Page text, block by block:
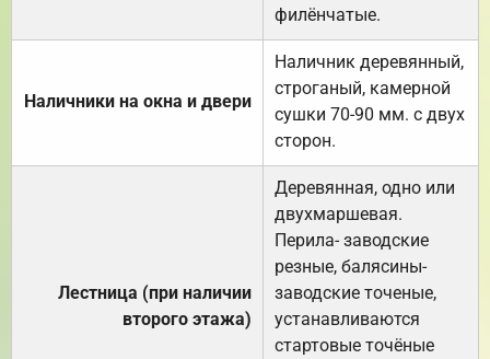
филёнчатые.
Наличники на окна и двери
Наличник деревянный,
строганый, камерной
сушки 70-90 мм. с двух
сторон.
Лестница (при наличии
второго этажа)
Деревянная, одно или
двухмаршевая.
Перила- заводские
резные, балясины-
заводские точеные,
устанавливаются
стартовые точёные